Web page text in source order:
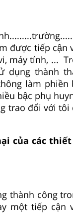
được tiếp cận
máy tính, ...
dụng thành
làm phiền
bậc phụ
trao đổi với tôi
của các
thành công
một tiếp cận